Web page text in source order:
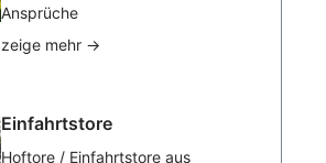
Ansprüche
zeige mehr →
Einfahrtstore
Hoftore / Einfahrtstore aus